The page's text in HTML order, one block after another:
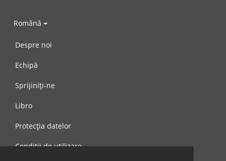
Română
Despre noi
Echipă
Sprijiniți-ne
Libro
Protecția datelor
Condiții de utilizare